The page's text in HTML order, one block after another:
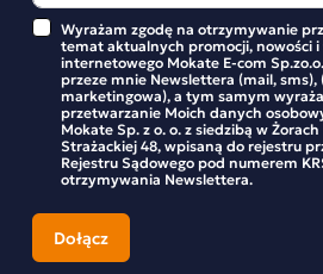
kwasowością do czarnych metod i
Profile smakowe –
karmel oraz kwiatowo-
Kawa ziarnista pozwala świadomie
ulubionego profilu: słodsze nuty
dają łagodniejsze, deserowe odczucie,
cytrusowe wnoszą lekkość i żywszą
espresso słodkie profile budują większą
gładkość, a w cappuccino zachowują
Wyrażam zgodę na otrzymywanie
temat aktualnych promocji, nowości
internetowego Mokate E-com
przeze mnie Newslettera (mail, sms),
marketingowa), a tym samym
przetwarzanie Moich danych
Mokate Sp. z o. o. z siedzibą w
Strażackiej 48, wpisaną do rejestru
Rejestru Sądowego pod numerem
otrzymywania Newslettera.